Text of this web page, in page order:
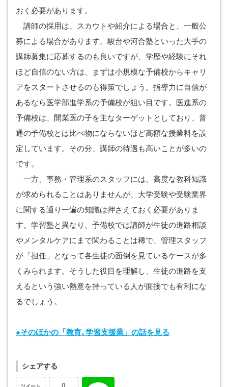
おく必要があります。
講師の採用は、スカウトや紹介による場合と、一般公
募による場合があります。駿台や河合塾といった大手の
講師募集に応募するのも良いですが、学歴や経験にそれ
ほど自信のない方は、まずは小規模な予備校からキャリ
アをスタートさせるのも得策でしょう。指導力に自信が
あるなら医学部進学系の予備校が狙い目です。医進系の
予備校は、開業医の子を主なターゲットとしており、普
通の予備校とは比べ物にならないほど高額な授業料を設
定しています。その分、講師の待遇も高いことが多いの
です。
一方、事務・管理系のスタッフには、高度な教科知識
が求められることはありませんが、大学受験や受験業界
に関する通り一遍の知識は押さえておく必要がありま
す。学習塾と異なり、予備校では講師が生徒の進路相談
やメンタルケアにまで関わることは稀で、管理スタッフ
が「担任」となって各生徒の面倒を見ているケースが多
くみられます。そうした役目を理解し、生徒の進路を支
えるという強い熱意を持っている人が面接でも有利にな
るでしょう。
●そのほかの「教育､学習支援業」の話を見る
シェアする